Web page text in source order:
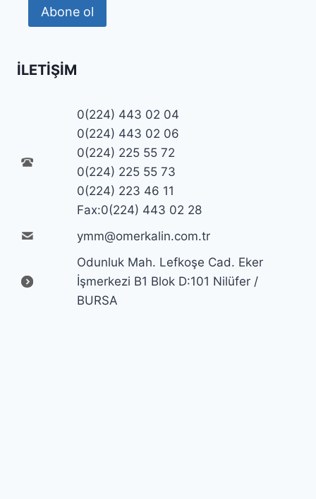
Abone ol
İLETIŞIM
0(224) 443 02 04
0(224) 443 02 06
0(224) 225 55 72
0(224) 225 55 73
0(224) 223 46 11
Fax:0(224) 443 02 28
ymm@omerkalin.com.tr
Odunluk Mah. Lefkoşe Cad. Eker
İşmerkezi B1 Blok D:101 Nilüfer /
BURSA